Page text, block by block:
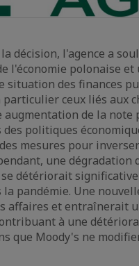
décision, l'agence a
l'économie polonaise
situation des finances
ceux liés aux
augmentation de la
des politiques
mesures pour
une
détériorait
pandémie. Une
affaires et entraînerait
à une
que Moody's ne